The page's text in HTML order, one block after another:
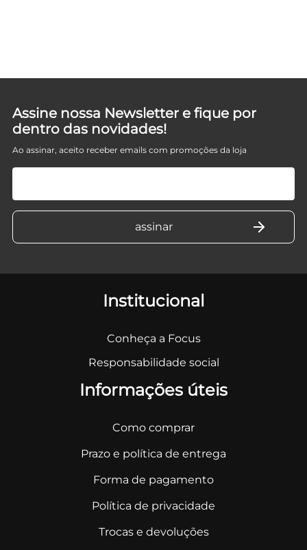
Assine nossa Newsletter e fique por
dentro das novidades!
Ao assinar, aceito receber emails com promoções da loja
Institucional
Conheça a Focus
Responsabilidade social
Informações úteis
Como comprar
Prazo e política de entrega
Forma de pagamento
Política de privacidade
Trocas e devoluções